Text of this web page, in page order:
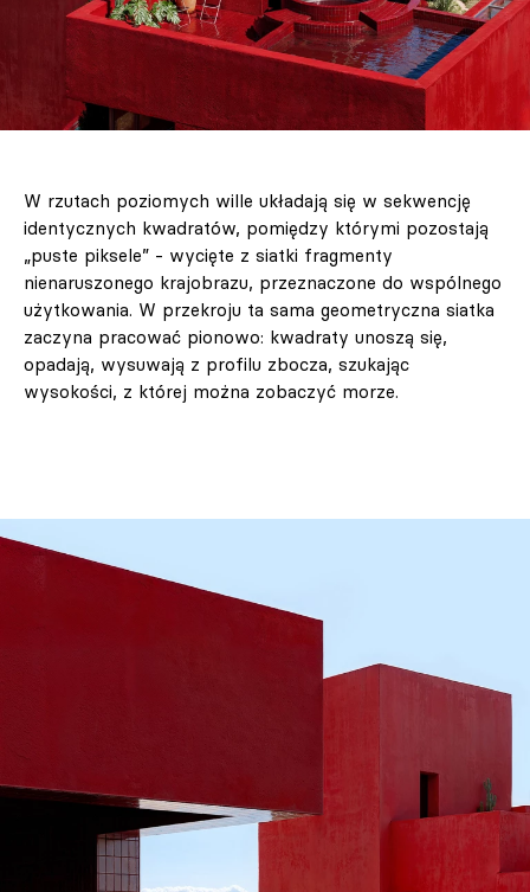
W rzutach poziomych wille układają się w sekwencję
identycznych kwadratów, pomiędzy którymi pozostają
„puste piksele” - wycięte z siatki fragmenty
nienaruszonego krajobrazu, przeznaczone do wspólnego
użytkowania. W przekroju ta sama geometryczna siatka
zaczyna pracować pionowo: kwadraty unoszą się,
opadają, wysuwają z profilu zbocza, szukając
wysokości, z której można zobaczyć morze.